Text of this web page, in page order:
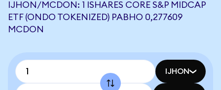
IJHON/MCDON: 1 ISHARES CORE S&P MIDCAP
ETF (ONDO TOKENIZED) РАВНО 0,277609
MCDON
IJHON